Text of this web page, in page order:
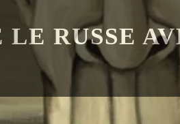
LE RUSSE